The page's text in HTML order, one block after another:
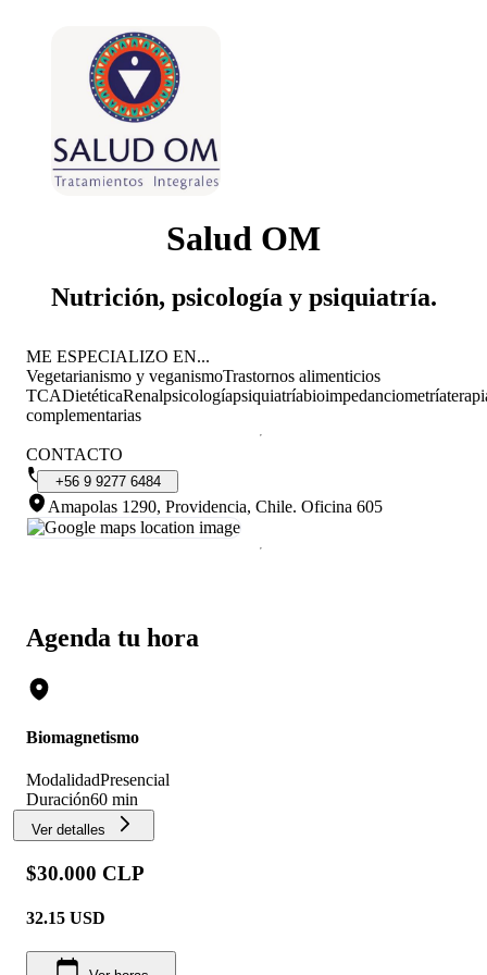
Salud OM
Nutrición, psicología y psiquiatría.
Agenda tu hora
Biomagnetismo
ModalidadPresencial
Duración60 min
Ver detalles
$30.000 CLP
32.15 USD
ME ESPECIALIZO EN...
Vegetarianismo y veganismoTrastornos alimenticios
TCADietéticaRenalpsicologíapsiquiatríabioimpedanciometría
complementarias
CONTACTO
+56 9 9277 6484
Amapolas 1290, Providencia, Chile. Oficina 605